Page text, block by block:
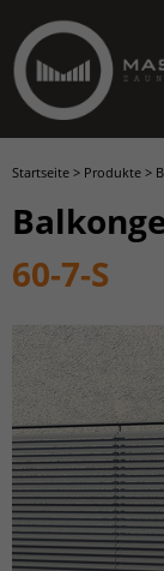
Startseite > Produkte >
60-7-S